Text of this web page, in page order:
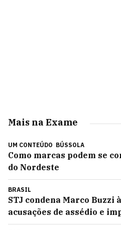
Mais na Exame
UM CONTEÚDO BÚSSOLA
Como marcas podem se
do Nordeste
BRASIL
STJ condena Marco Buzzi
acusações de assédio e